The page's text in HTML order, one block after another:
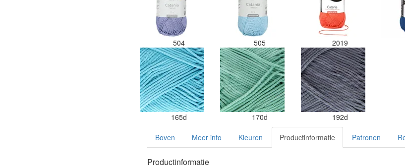
504 505 2019
165d 170d 192d
Boven Meer info Kleuren Productinformatie Patronen
Productinformatie